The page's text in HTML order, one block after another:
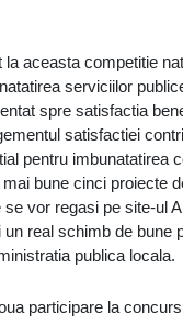
la aceasta competitie
serviciilor
spre satisfactia
satisfactiei
pentru imbunatatirea
bune cinci proiecte
vor regasi pe site-ul
real schimb de bune
publica locala.
participare la